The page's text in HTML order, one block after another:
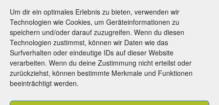
Um dir ein optimales Erlebnis zu bieten, verwenden wir
Technologien wie Cookies, um Geräteinformationen zu
speichern und/oder darauf zuzugreifen. Wenn du diesen
Technologien zustimmst, können wir Daten wie das
Surfverhalten oder eindeutige IDs auf dieser Website
verarbeiten. Wenn du deine Zustimmung nicht erteilst oder
zurückziehst, können bestimmte Merkmale und Funktionen
beeinträchtigt werden.
Zusammenleben?
Anlagen:Einladung Plakat Programm
Beitrittserklärung